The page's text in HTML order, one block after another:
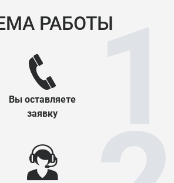
РАБОТЫ
Вы оставляете
заявку